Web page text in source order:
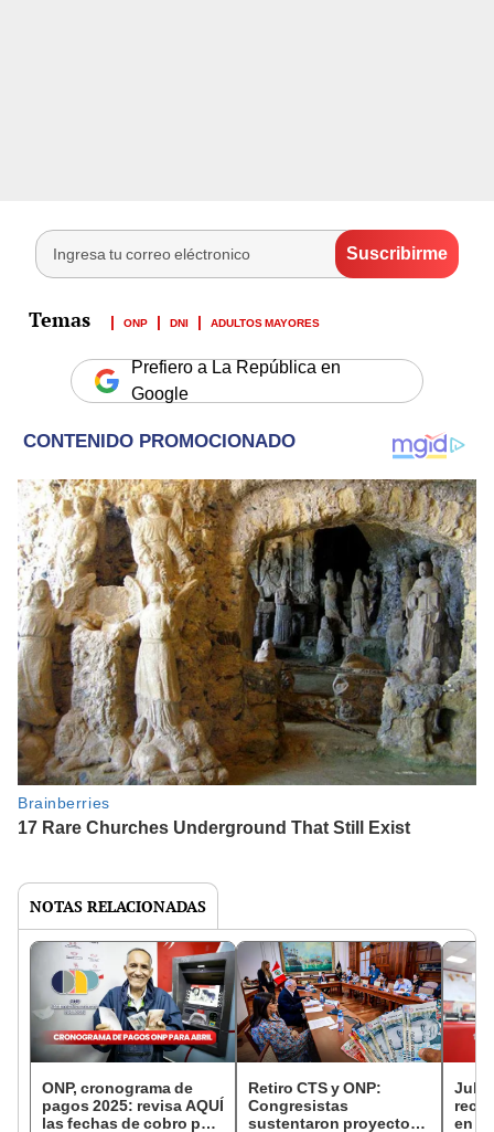
ONP DNI ADULTOS MAYORES
Prefiero a La República en
Google
NOTAS RELACIONADAS
ONP, cronograma de
pagos 2025: revisa AQUÍ
las fechas de cobro para
Retiro CTS y ONP:
Congresistas
sustentaron proyectos
en